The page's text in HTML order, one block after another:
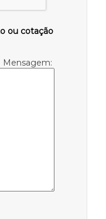
ou cotação
Mensagem: